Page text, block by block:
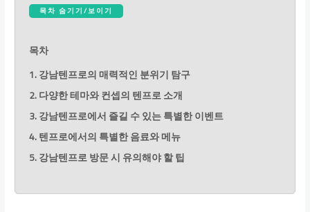
목차 숨기기/보이기
목차
1. 강남텐프로의 매력적인 분위기 탐구
2. 다양한 테마와 컨셉의 텐프로 소개
3. 강남텐프로에서 즐길 수 있는 특별한 이벤트
4. 텐프로에서의 특별한 음료와 메뉴
5. 강남텐프로 방문 시 유의해야 할 팁